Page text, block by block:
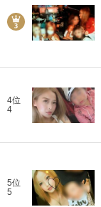
4位
4
5位
5